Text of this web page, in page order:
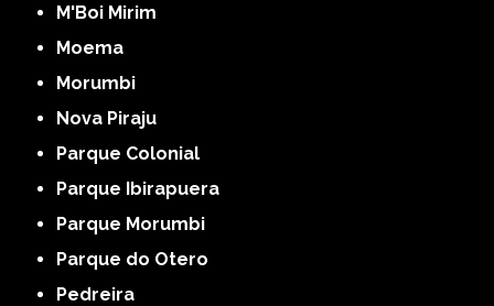
M'Boi Mirim
Moema
Morumbi
Nova Piraju
Parque Colonial
Parque Ibirapuera
Parque Morumbi
Parque do Otero
Pedreira